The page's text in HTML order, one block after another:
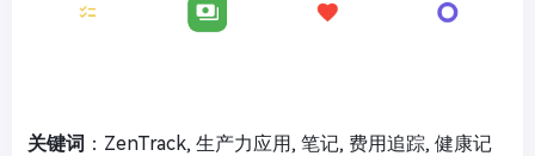
关键词 ：ZenTrack, 生产力应用, 笔记, 费用追踪, 健康记